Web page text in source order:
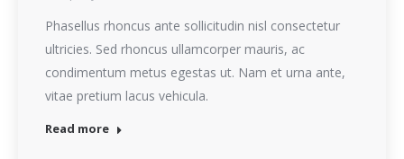
Phasellus rhoncus ante sollicitudin nisl consectetur
ultricies. Sed rhoncus ullamcorper mauris, ac
condimentum metus egestas ut. Nam et urna ante,
vitae pretium lacus vehicula.
Read more